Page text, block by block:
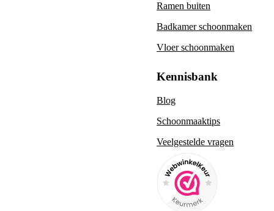
Ramen buiten
Badkamer schoonmaken
Vloer schoonmaken
Kennisbank
Blog
Schoonmaaktips
Veelgestelde vragen